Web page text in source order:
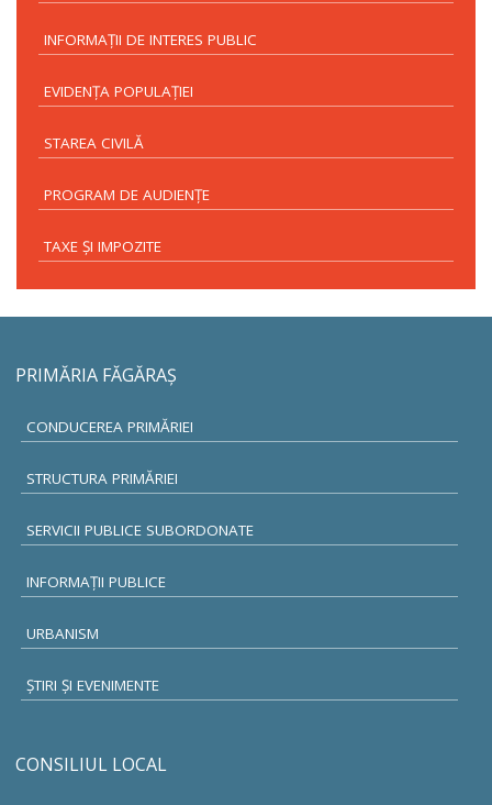
INFORMAŢII DE INTERES PUBLIC
EVIDENŢA POPULAŢIEI
STAREA CIVILĂ
PROGRAM DE AUDIENŢE
TAXE ŞI IMPOZITE
PRIMĂRIA FĂGĂRAŞ
CONDUCEREA PRIMĂRIEI
STRUCTURA PRIMĂRIEI
SERVICII PUBLICE SUBORDONATE
INFORMAŢII PUBLICE
URBANISM
ŞTIRI ŞI EVENIMENTE
CONSILIUL LOCAL